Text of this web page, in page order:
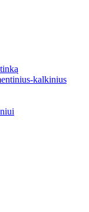
kalkinius